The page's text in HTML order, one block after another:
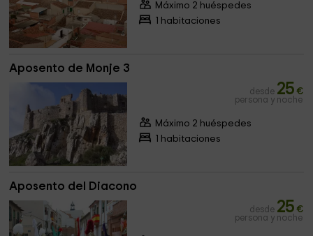
Máximo 2 huéspedes
1 habitaciones
Aposento de Monje 3
desde 25 €
persona y noche
Máximo 2 huéspedes
1 habitaciones
Aposento del Diacono
desde 25 €
persona y noche